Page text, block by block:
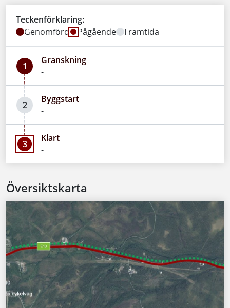
Teckenförklaring:
Genomförd
Pågående Framtida
1
Granskning
-
2
Byggstart
-
3
Klart
-
Översiktskarta